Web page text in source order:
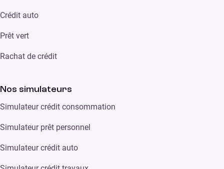
Crédit auto
Prêt vert
Rachat de crédit
Nos simulateurs
Simulateur crédit consommation
Simulateur prêt personnel
Simulateur crédit auto